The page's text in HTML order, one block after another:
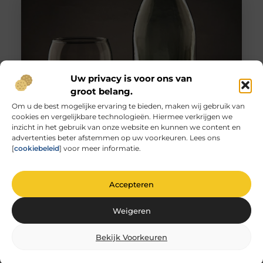
Uw privacy is voor ons van
groot belang.
Om u de best mogelijke ervaring te bieden, maken wij gebruik van
cookies en vergelijkbare technologieën. Hiermee verkrijgen we
inzicht in het gebruik van onze website en kunnen we content en
advertenties beter afstemmen op uw voorkeuren. Lees ons
[cookiebeleid] voor meer informatie.
Accepteren
Weigeren
Bekijk Voorkeuren
Unieke herinneringen vervat in gegraveerd
glas
De magie van glas graveren Heb je ooit
stilgestaan bij de magie van glas graveren? Het is